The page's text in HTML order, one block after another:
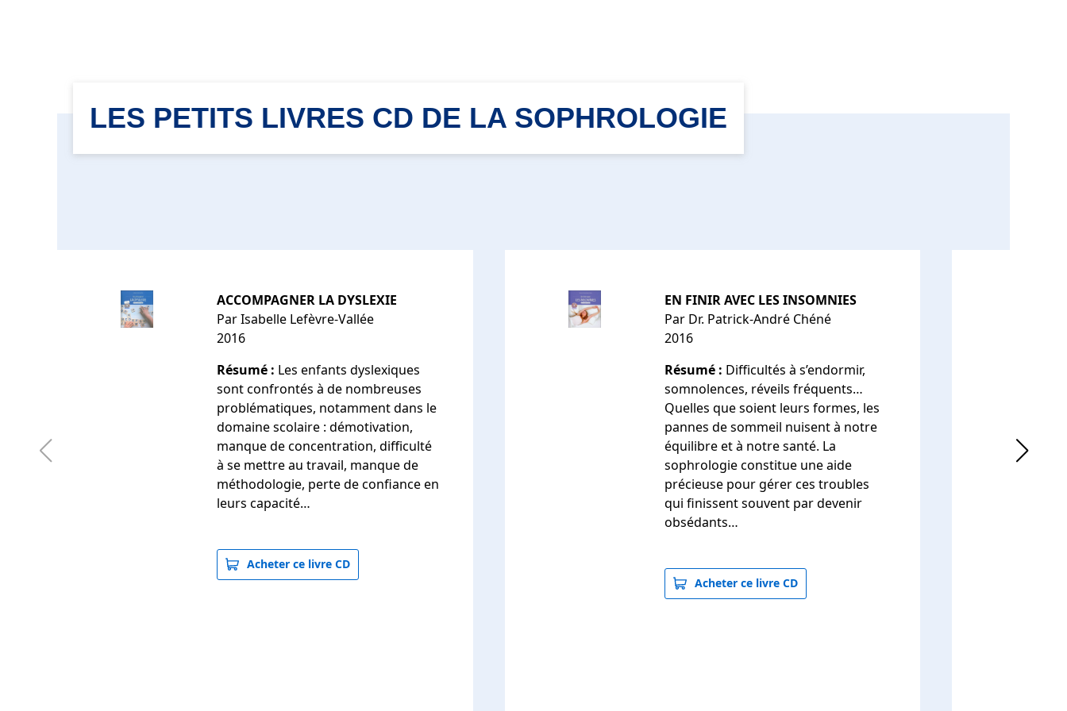
LES PETITS LIVRES CD DE LA SOPHROLOGIE
ACCOMPAGNER LA DYSLEXIE
Par Isabelle Lefèvre-Vallée
2016
Résumé : Les enfants dyslexiques
sont confrontés à de nombreuses
problématiques, notamment dans le
domaine scolaire : démotivation,
manque de concentration, difficulté
à se mettre au travail, manque de
méthodologie, perte de confiance en
leurs capacité…
Acheter ce livre CD
EN FINIR AVEC LES INSOMNIES
Par Dr. Patrick-André Chéné
2016
Résumé : Difficultés à s’endormir,
somnolences, réveils fréquents…
Quelles que soient leurs formes, les
pannes de sommeil nuisent à notre
équilibre et à notre santé. La
sophrologie constitue une aide
précieuse pour gérer ces troubles
qui finissent souvent par devenir
obsédants…
Acheter ce livre CD